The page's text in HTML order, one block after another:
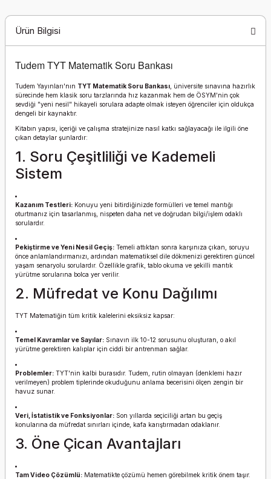
Ürün Bilgisi
Tudem TYT Matematik Soru Bankası
Tudem Yayınları'nın TYT Matematik Soru Bankası , üniversite sınavına hazırlık
sürecinde hem klasik soru tarzlarında hız kazanmak hem de ÖSYM'nin çok
sevdiği "yeni nesil" hikayeli sorulara adapte olmak isteyen öğrenciler için oldukça
dengeli bir kaynaktır.
Kitabın yapısı, içeriği ve çalışma stratejinize nasıl katkı sağlayacağı ile ilgili öne
çıkan detaylar şunlardır:
1. Soru Çeşitliliği ve Kademeli
Sistem
Kazanım Testleri: Konuyu yeni bitirdiğinizde formülleri ve temel mantığı
oturtmanız için tasarlanmış, nispeten daha net ve doğrudan bilgi/işlem odaklı
sorulardır.
Pekiştirme ve Yeni Nesil Geçiş: Temeli attıktan sonra karşınıza çıkan, soruyu
önce anlamlandırmanızı, ardından matematiksel dile dökmenizi gerektiren güncel
yaşam senaryolu sorulardır. Özellikle grafik, tablo okuma ve şekilli mantık
yürütme sorularına bolca yer verilir.
2. Müfredat ve Konu Dağılımı
TYT Matematiğin tüm kritik kalelerini eksiksiz kapsar:
Temel Kavramlar ve Sayılar: Sınavın ilk 10-12 sorusunu oluşturan, o akıl
yürütme gerektiren kalıplar için ciddi bir antrenman sağlar.
Problemler: TYT'nin kalbi burasıdır. Tudem, rutin olmayan (denklemi hazır
verilmeyen) problem tiplerinde okuduğunu anlama becerisini ölçen zengin bir
havuz sunar.
Veri, İstatistik ve Fonksiyonlar: Son yıllarda seçiciliği artan bu geçiş
konularına da müfredat sınırları içinde, kafa karıştırmadan odaklanır.
3. Öne Çican Avantajları
Tam Video Çözümlü: Matematikte çözümü hemen görebilmek kritik önem taşır.